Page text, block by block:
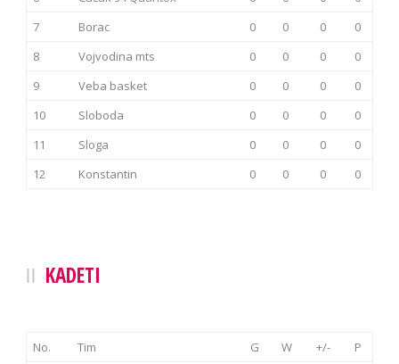
7
Borac 0 0 0
0
8
Vojvodina mts 0 0 0
0
9
Veba basket 0 0 0
0
10
Sloboda 0 0 0
0
11
Sloga 0 0 0
0
12
Konstantin 0 0 0 0
KADETI
No. Tim G W +/-
P